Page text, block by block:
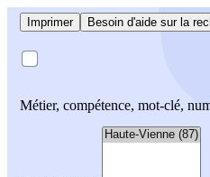
Imprimer Besoin d'aide sur la
Métier, compétence, mot-clé,